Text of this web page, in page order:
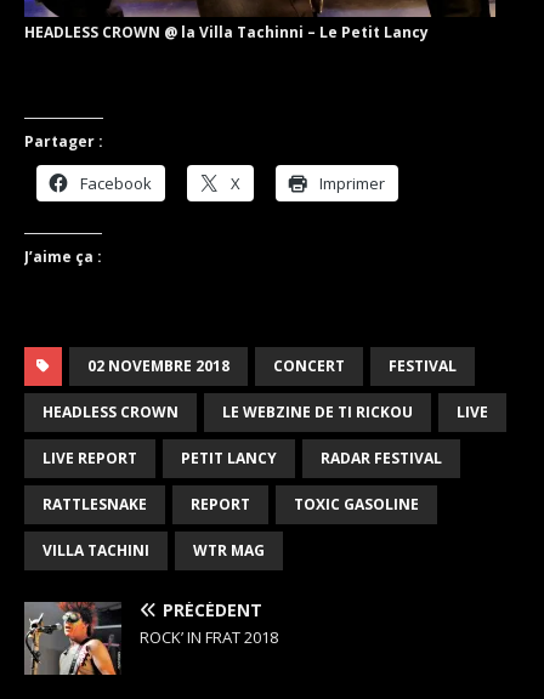
HEADLESS CROWN @ la Villa Tachinni – Le Petit Lancy
Partager :
Facebook X Imprimer
J’aime ça :
02 NOVEMBRE 2018 CONCERT FESTIVAL
HEADLESS CROWN LE WEBZINE DE TI RICKOU LIVE
LIVE REPORT PETIT LANCY RADAR FESTIVAL
RATTLESNAKE REPORT TOXIC GASOLINE
VILLA TACHINI WTR MAG
PRÉCÉDENT
ROCK’ IN FRAT 2018